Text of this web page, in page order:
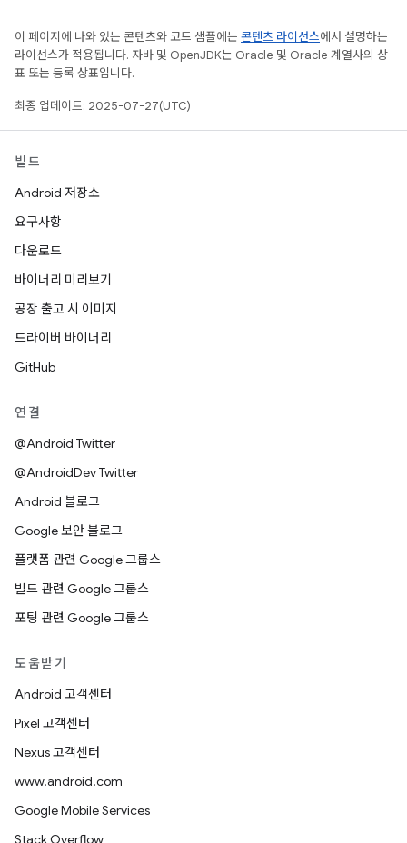
이 페이지에 나와 있는 콘텐츠와 코드 샘플에는 콘텐츠 라이선스에서 설명하는
라이선스가 적용됩니다. 자바 및 OpenJDK는 Oracle 및 Oracle 계열사의 상
표 또는 등록 상표입니다.
최종 업데이트: 2025-07-27(UTC)
빌드
Android 저장소
요구사항
다운로드
바이너리 미리보기
공장 출고 시 이미지
드라이버 바이너리
GitHub
연결
@Android Twitter
@AndroidDev Twitter
Android 블로그
Google 보안 블로그
플랫폼 관련 Google 그룹스
빌드 관련 Google 그룹스
포팅 관련 Google 그룹스
도움받기
Android 고객센터
Pixel 고객센터
Nexus 고객센터
www.android.com
Google Mobile Services
Stack Overflow